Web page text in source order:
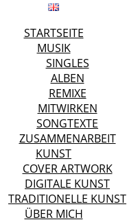
STARTSEITE
MUSIK
SINGLES
ALBEN
REMIXE
MITWIRKEN
SONGTEXTE
ZUSAMMENARBEIT
KUNST
COVER ARTWORK
DIGITALE KUNST
TRADITIONELLE KUNST
ÜBER MICH